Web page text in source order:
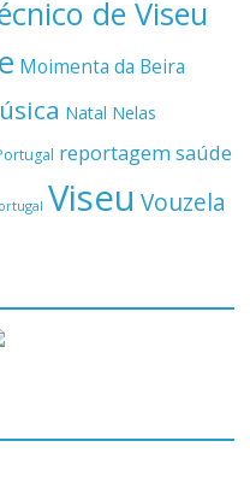
de Viseu
Moimenta da Beira
Natal Nelas
reportagemsaúde
Viseu Vouzela